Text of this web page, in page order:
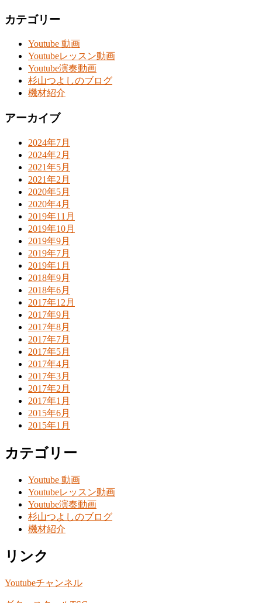
カテゴリー
Youtube 動画
Youtubeレッスン動画
Youtube演奏動画
杉山つよしのブログ
機材紹介
アーカイブ
2024年7月
2024年2月
2021年5月
2021年2月
2020年5月
2020年4月
2019年11月
2019年10月
2019年9月
2019年7月
2019年1月
2018年9月
2018年6月
2017年12月
2017年9月
2017年8月
2017年7月
2017年5月
2017年4月
2017年3月
2017年2月
2017年1月
2015年6月
2015年1月
カテゴリー
Youtube 動画
Youtubeレッスン動画
Youtube演奏動画
杉山つよしのブログ
機材紹介
リンク
Youtubeチャンネル